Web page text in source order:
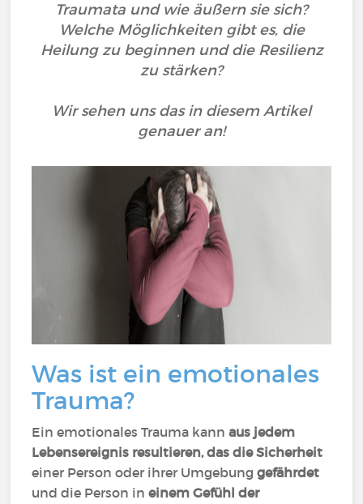
Traumata und wie äußern sie sich?
Welche Möglichkeiten gibt es, die
Heilung zu beginnen und die Resilienz
zu stärken?
Wir sehen uns das in diesem Artikel
genauer an!
Was ist ein emotionales
Trauma?
Ein emotionales Trauma kannaus jedem
Lebensereignis resultieren, das die Sicherheit
einer Person oder ihrer Umgebunggefährdet
und die Person ineinem Gefühl der